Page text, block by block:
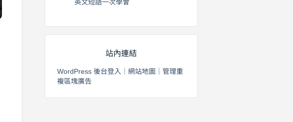
英文短語一次學會
站內連結
WordPress 後台登入 網站地圖
管理重
複區塊廣告